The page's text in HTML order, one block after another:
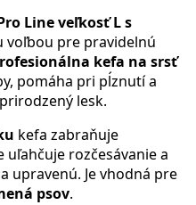
Line veľkosť L s
voľbou pre pravidelnú
kefa na srsť
pomáha pri pĺznutí a
lesk.
kefa zabraňuje
rozčesávanie a
upravenú. Je vhodná pre
psov.